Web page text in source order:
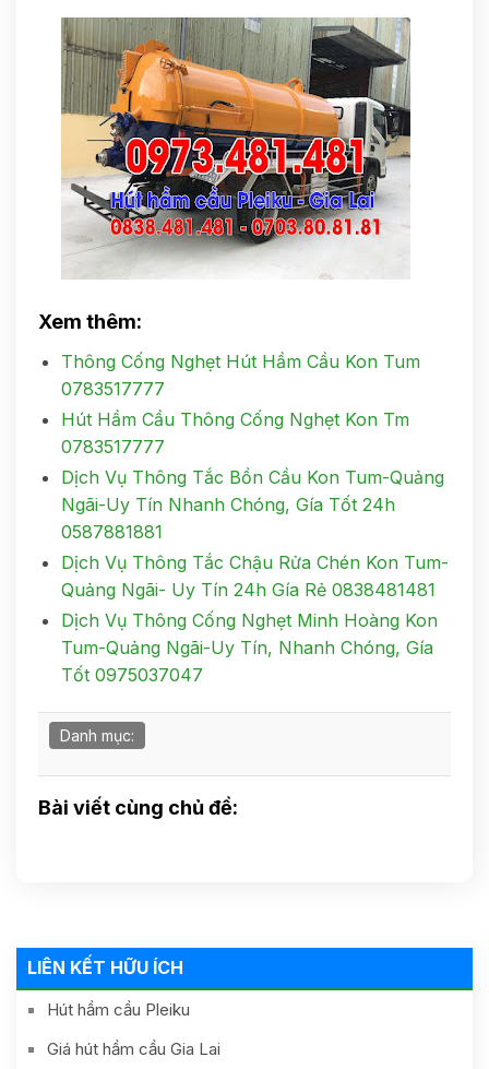
LIÊN KẾT HỮU ÍCH
Hút hầm cầu Pleiku
Giá hút hầm cầu Gia Lai
Xem thêm:
Thông Cống Nghẹt Hút Hầm Cầu Kon Tum
0783517777
Hút Hầm Cầu Thông Cống Nghẹt Kon Tm
0783517777
Dịch Vụ Thông Tắc Bồn Cầu Kon Tum-Quảng
Ngãi-Uy Tín Nhanh Chóng, Gía Tốt 24h
0587881881
Dịch Vụ Thông Tắc Chậu Rửa Chén Kon Tum-
Quảng Ngãi- Uy Tín 24h Gía Rẻ 0838481481
Dịch Vụ Thông Cống Nghẹt Minh Hoàng Kon
Tum-Quảng Ngãi-Uy Tín, Nhanh Chóng, Gía
Tốt 0975037047
Danh mục:
Bài viết cùng chủ đề: